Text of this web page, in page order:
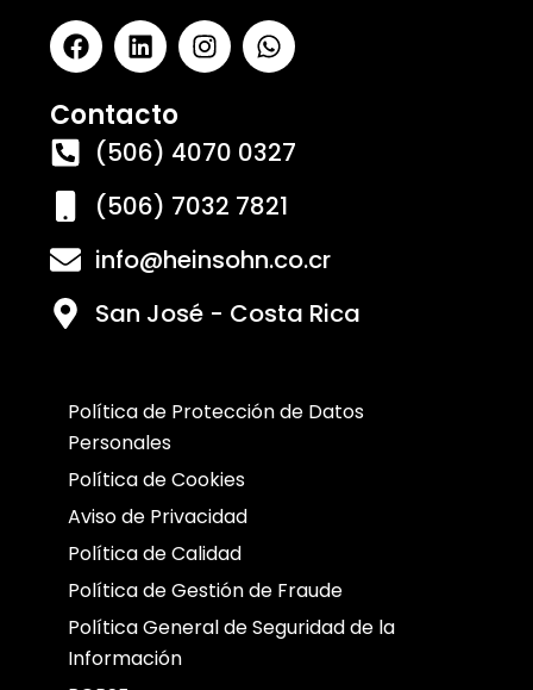
Contacto
(506) 4070 0327
(506) 7032 7821
info@heinsohn.co.cr
San José - Costa Rica
Política de Protección de Datos
Personales
Política de Cookies
Aviso de Privacidad
Política de Calidad
Política de Gestión de Fraude
Política General de Seguridad de la
Información